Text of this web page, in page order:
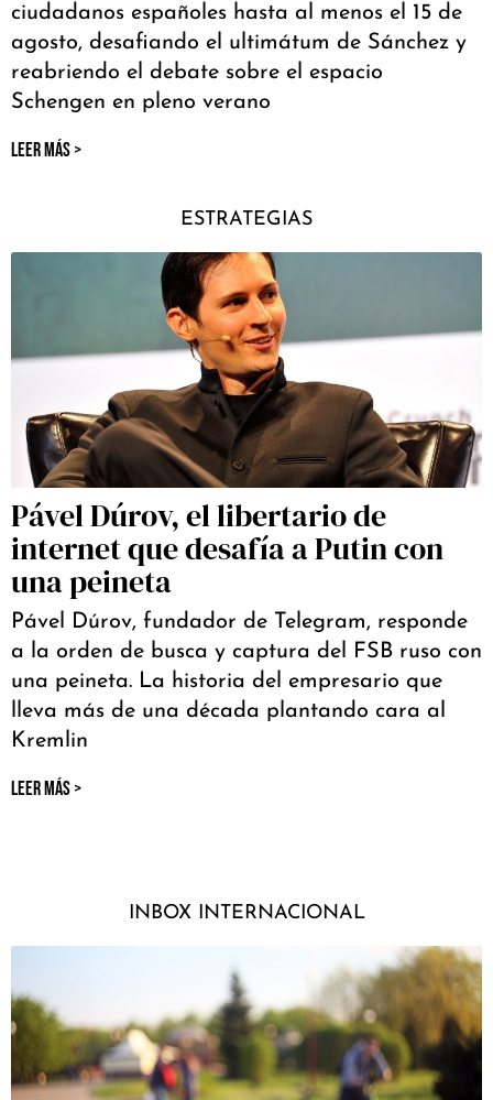
ciudadanos españoles hasta al menos el 15 de
agosto, desafiando el ultimátum de Sánchez y
reabriendo el debate sobre el espacio
Schengen en pleno verano
LEER MÁS >
ESTRATEGIAS
Pável Dúrov, el libertario de
internet que desafía a Putin con
una peineta
Pável Dúrov, fundador de Telegram, responde
a la orden de busca y captura del FSB ruso con
una peineta. La historia del empresario que
lleva más de una década plantando cara al
Kremlin
LEER MÁS >
INBOX INTERNACIONAL